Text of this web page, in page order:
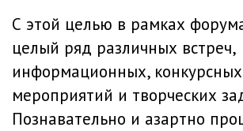
С этой целью в рамках
целый ряд различных встреч,
информационных, конкурсных
мероприятий и творческих
Познавательно и азартно